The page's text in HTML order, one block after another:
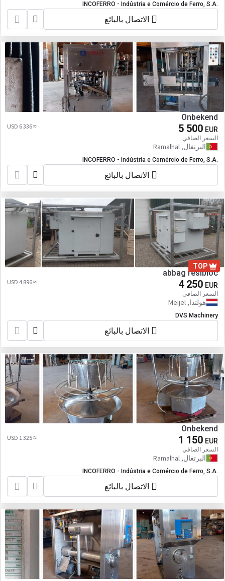
INCOFERRO - Indústria e Comércio de Ferro, S.A.
الاتصال بالبائع
Onbekend
5 500 EUR
السعر الصافي
≈ 6 336 USD
البرتغال, Ramalhal
INCOFERRO - Indústria e Comércio de Ferro, S.A.
الاتصال بالبائع
TOP
abbag resibloc
4 250 EUR
السعر الصافي
≈ 4 896 USD
هولندا, Meijel
DVS Machinery
الاتصال بالبائع
Onbekend
1 150 EUR
السعر الصافي
≈ 1 325 USD
البرتغال, Ramalhal
INCOFERRO - Indústria e Comércio de Ferro, S.A.
الاتصال بالبائع